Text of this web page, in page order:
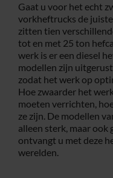
Gaat u voor het echt
vorkheftrucks de
zitten tien
tot en met 25 ton
werk is er een diesel
modellen zijn
zodat het werk op
Hoe zwaarder het
moeten verrichten,
ze zijn. De modellen
alleen sterk, maar ook
ontvangt u met deze
werelden.